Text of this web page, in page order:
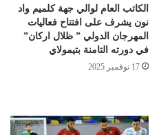
الكاتب العام لوالي جهة كلميم واد
نون يشرف على افتتاح فعاليات
المهرجان الدولي ” ظلال اركان”
في دورته التامنة بتيمولاي
17 نوفمبر 2025